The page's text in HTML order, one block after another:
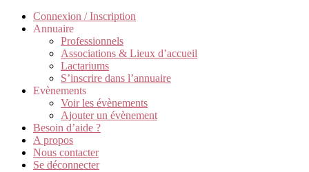
Connexion / Inscription
Annuaire
Professionnels
Associations & Lieux d’accueil
Lactariums
S’inscrire dans l’annuaire
Evènements
Voir les évènements
Ajouter un évènement
Besoin d’aide ?
A propos
Nous contacter
Se déconnecter